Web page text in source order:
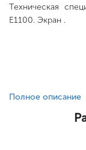
Техническая
E1100. Экран .
Полное описание